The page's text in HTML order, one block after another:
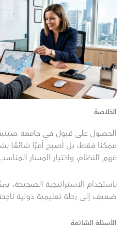
الخلاصة
الحصول على قبول في جامعة
ممكنًا فقط، بل أصبح أمرًا شائعًا
فهم النظام، واختيار المسار
باستخدام الاستراتيجية
ضعيف إلى رحلة تعليمية دولية
الأسئلة الشائعة